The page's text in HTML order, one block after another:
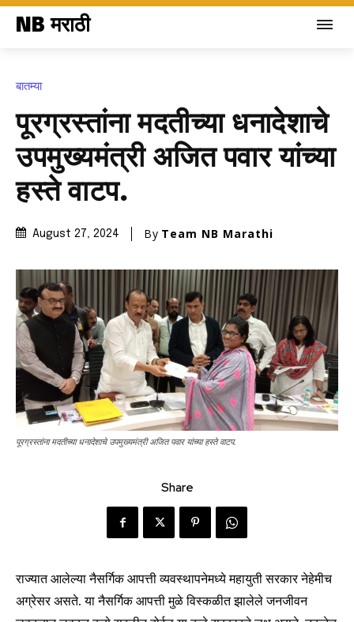
NB मराठी
बातम्या
पूरग्रस्तांना मदतीच्या धनादेशाचे
उपमुख्यमंत्री अजित पवार यांच्या
हस्ते वाटप.
August 27, 2024 By Team NB Marathi
पूरग्रस्तांना मदतीच्या धनादेशाचे उपमुख्यमंत्री अजित पवार यांच्या हस्ते वाटप.
Share
राज्यात आलेल्या नैसर्गिक आपत्ती व्यवस्थापनेमध्ये महायुती सरकार नेहेमीच
अग्रेसर असते. या नैसर्गिक आपत्ती मुळे विस्कळीत झालेले जनजीवन